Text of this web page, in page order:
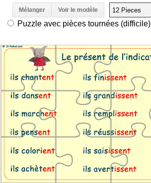
Mélanger Voir le modèle
Puzzle avec pièces tournées (difficile)